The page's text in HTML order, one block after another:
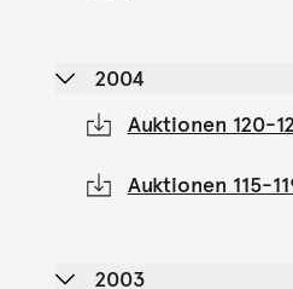
2004
Auktionen 120-
Auktionen 115-
2003